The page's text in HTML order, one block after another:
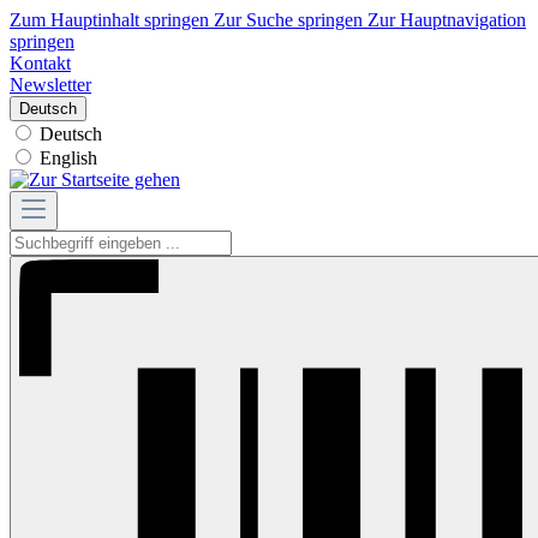
Zum Hauptinhalt springen Zur Suche springen Zur Hauptnavigation
springen
Kontakt
Newsletter
Deutsch
Deutsch
English